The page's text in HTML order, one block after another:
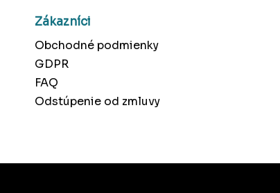
Zákazníci
Obchodné podmienky
GDPR
FAQ
Odstúpenie od zmluvy